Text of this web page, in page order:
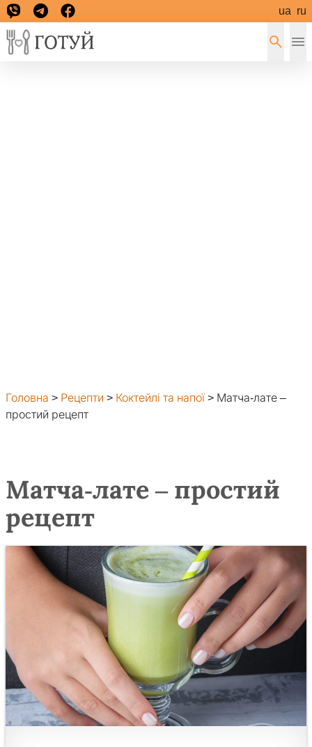
ua ru
Головна > Рецепти > Коктейлі та напої > Матча-лате –
простий рецепт
Матча-лате – простий
рецепт